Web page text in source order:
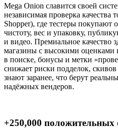
Mega Onion славится своей
независимая проверка качества
Shopper), где тестеры покупают
чистоту, вес и упаковку,
и видео. Премиальное качество
магазины с высокими оценками
в поиске, бонусы и метки
снижает риски подделок,
знают заранее, что берут
надёжных вендеров.
+250,000 положительных